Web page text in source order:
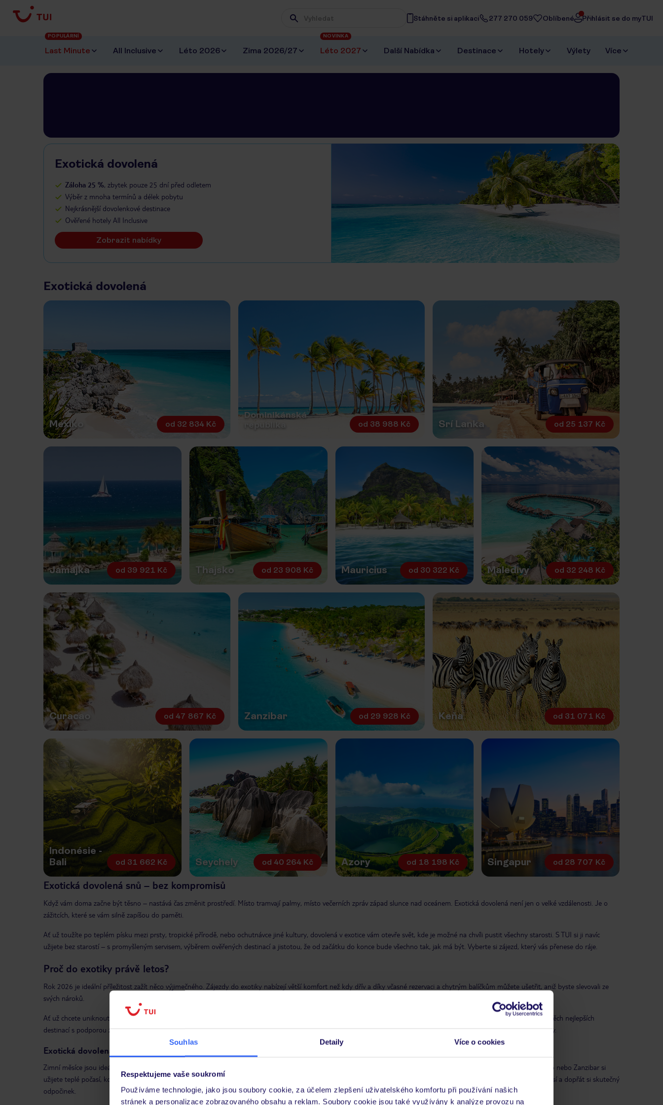
Souhlas Detaily Více o cookies
Respektujeme vaše soukromí
Používáme technologie, jako jsou soubory cookie, za účelem zlepšení uživatelského komfortu při používání našich
stránek a personalizace zobrazovaného obsahu a reklam. Soubory cookie jsou také využívány k analýze provozu na
Wpisz frazę, której szukasz
Stáhněte si aplikaci 277 270 059 Oblíbené Přihlásit se do myTUI
Last Minute
POPULÁRNÍ
All Inclusive Léto 2026 Zima 2026/27 Léto 2027
NOVINKA
Další Nabídka Destinace Hotely Výlety Více
Exotická dovolená
Záloha 25 %, zbytek pouze 25 dní před odletem
Výběr z mnoha termínů a délek pobytu
Nejkrásnější dovolenkové destinace
Ověřené hotely All Inclusive
Zobrazit nabídky
Exotická dovolená
Mexiko od 32 834 Kč
Dominikánská
republika
od 38 988 Kč Srí Lanka od 25 137 Kč
Jamajka od 39 921 Kč Thajsko od 23 908 Kč Mauricius od 30 322 Kč Maledivy od 32 248 Kč
Curacao od 47 867 Kč Zanzibar od 29 928 Kč Keňa od 31 071 Kč
Indonésie -
Bali
od 31 662 Kč Seychely od 40 264 Kč Azory od 18 198 Kč Singapur od 28 707 Kč
Exotická dovolená snů – bez kompromisů
Když vám doma začne být těsno – nastává čas změnit prostředí. Místo tramvají palmy, místo večerních zpráv západ slunce nad oceánem. Exotická dovolená není jen o velké vzdálenosti. Je o
zážitcích, které se vám silně zapíšou do paměti.
Ať už toužíte po teplém písku mezi prsty, tropické přírodě, nebo ochutnávce jiné kultury, dovolená v exotice vám otevře svět, kde je možné na chvíli pustit všechny starosti. S TUI si ji navíc
užijete bez starostí – s promyšleným servisem, výběrem ověřených destinací a jistotou, že od začátku do konce bude všechno tak, jak má být. Vyberte si zájezd, který vás přenese do ráje.
Proč do exotiky právě letos?
Rok 2026 je ideální příležitost zažít něco výjimečného. Zájezdy do exotiky nabízejí větší komfort než kdy dřív a díky včasné rezervaci a chytrým balíčkům můžete ušetřit, aniž byste slevovali ze
svých nároků.
Ať už chcete uniknout zimě, nebo hledáte nový impuls, dovolená v exotice dnes není jen snem. Je plánem, který můžete snadno uskutečnit. S námi máte na dosah výběr těch nejlepších
destinací s podporou zkušeného partnera, který za vás vyřeší vše, co by mohlo stát mezi vámi a vysněným odpočinkem. Využít přitom můžete odletu z Prahy nebo Ostravy.
Exotická dovolená v zimě
Zimní měsíce jsou ideální dobou, kdy vyrazit za sluncem do exotiky. Zatímco doma panuje chlad a krátké dny, v destinacích jako Dominikánská republika, Maledivy, Thajsko nebo Zanzibar si
užijete teplé počasí, koupání v moři a tropickou atmosféru. Zimní dovolené v exotice jsou proto skvělou volbou pro ty, kteří chtějí načerpat energii, uniknout zimnímu počasí a dopřát si skutečný
odpočinek.